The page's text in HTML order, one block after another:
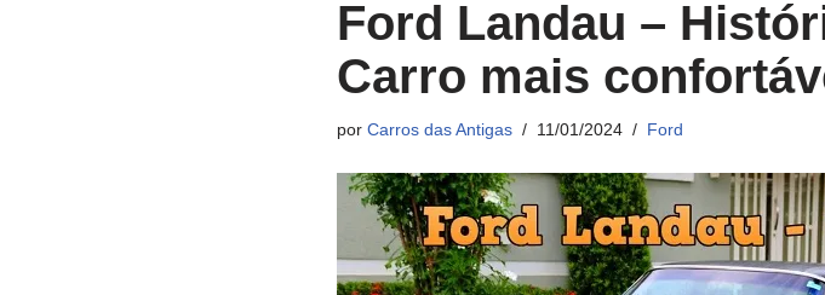
Ford Landau –
Carro mais
por Carros das Antigas 11/01/2024 Ford